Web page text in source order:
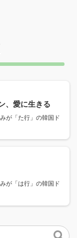
、愛に生きる
が「た行」の韓国ド
が「は行」の韓国ド